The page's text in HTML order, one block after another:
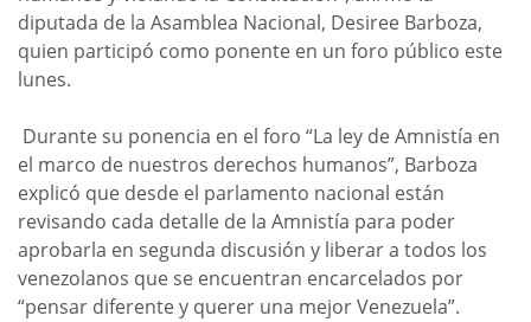
diputada de la Asamblea Nacional, Desiree Barboza,
quien participó como ponente en un foro público este
lunes.
Durante su ponencia en el foro “La ley de Amnistía en
el marco de nuestros derechos humanos”, Barboza
explicó que desde el parlamento nacional están
revisando cada detalle de la Amnistía para poder
aprobarla en segunda discusión y liberar a todos los
venezolanos que se encuentran encarcelados por
“pensar diferente y querer una mejor Venezuela”.